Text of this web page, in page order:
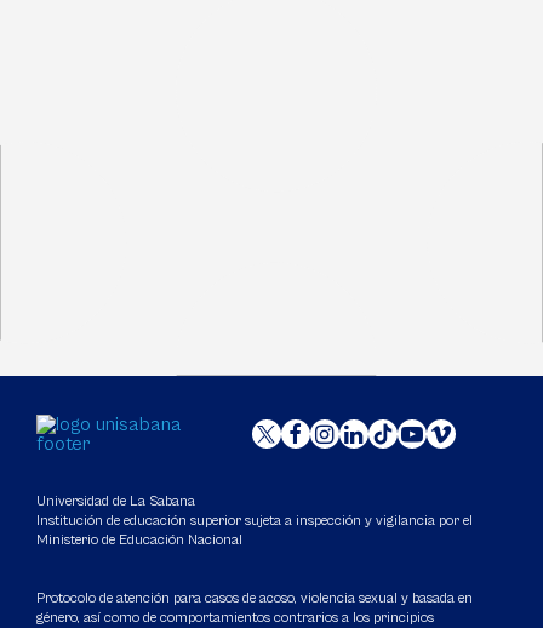
Universidad de La Sabana
Institución de educación superior sujeta a inspección y vigilancia por el
Ministerio de Educación Nacional
Protocolo de atención para casos de acoso, violencia sexual y basada en
género, así como de comportamientos contrarios a los principios